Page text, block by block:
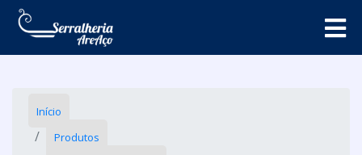
Início
Produtos